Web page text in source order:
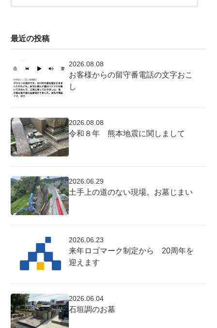
最近の投稿
2026.08.08
お客様からの留守番電話の文字おこ
し
2026.08.08
令和８年 熊本地震に関しまして
2026.06.29
土手上の道のない現場。お墓じまい
2026.06.23
来年ロゴマーク制定から 20周年を
迎えます
2026.06.04
石垣調のお墓